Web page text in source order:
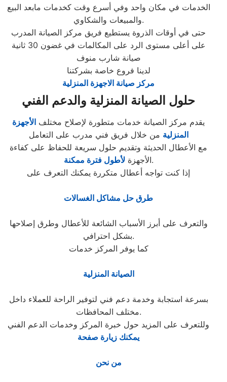
الخدمات في مكان واحد وفي أسرع وقت كخدمات مابعد البيع
والمبيعات والشكاوي.
حتى في أوقات الذروة يستطيع فريق مركز الصيانة المدرب
على أعلى مستوى الرد على المكالمات في غضون 30 ثانية
صيانة شارب منوف
لدينا فروع خاصة بشركتنا
مركز صيانة الاجهزة المنزلية
حلول الصيانة المنزلية والدعم الفني
يقدم مركز الصيانة خدمات متطورة لإصلاح مختلف الأجهزة
المنزلية من خلال فريق فني مدرب على التعامل
مع الأعطال الحديثة وتقديم حلول سريعة للحفاظ على كفاءة
الأجهزةلأطول فترة ممكنة
.
إذا كنت تواجه أعطال متكررة يمكنك التعرف على
طرق حل مشاكل الغسالات
والتعرف على أبرز الأسباب الشائعة للأعطال وطرق إصلاحها
بشكل احترافي.
كما يوفر المركز خدمات
الصيانة المنزلية
بسرعة استجابة وخدمة دعم فني لتوفير الراحة للعملاء داخل
مختلف المحافظات.
وللتعرف على المزيد حول خبرة المركز وخدمات الدعم الفني
يمكنك زيارة صفحة
من نحن